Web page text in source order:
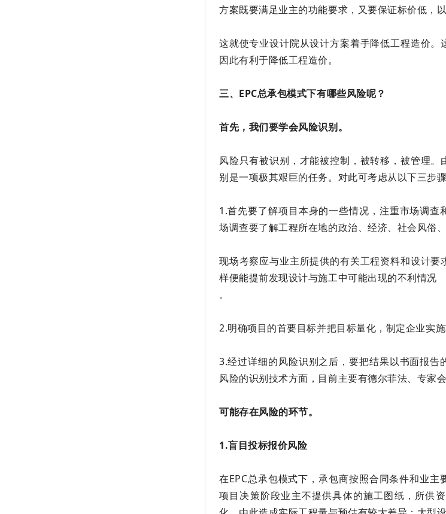
方案既要满足业主的功能要求，又要保证标价低，以
这就使专业设计院从设计方案着手降低工程造价。
因此有利于降低工程造价。
三、EPC总承包模式下有哪些风险呢？
首先，我们要学会风险识别。
风险只有被识别，才能被控制，被转移，被管理
别是一项极其艰巨的任务。对此可考虑从以下三步
1.首先要了解项目本身的一些情况，注重市场调
场调查要了解工程所在地的政治、经济、社会风俗
现场考察应与业主所提供的有关工程资料和设计
样便能提前发现设计与施工中可能出现的不利情况
。
2.明确项目的首要目标并把目标量化，制定企业实施
3.经过详细的风险识别之后，要把结果以书面报
风险的识别技术方面，目前主要有德尔菲法、专家
可能存在风险的环节。
1.盲目投标报价风险
在EPC总承包模式下，承包商按照合同条件和业主
项目决策阶段业主不提供具体的施工图纸，所供